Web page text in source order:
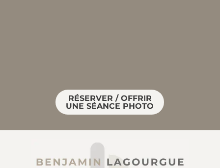
RÉSERVER / OFFRIR
UNE SÉANCE PHOTO